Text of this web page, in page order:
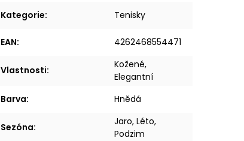
Kategorie: Tenisky
EAN: 4262468554471
Vlastnosti:
Kožené,
Elegantní
Barva: Hnědá
Sezóna:
Jaro, Léto,
Podzim